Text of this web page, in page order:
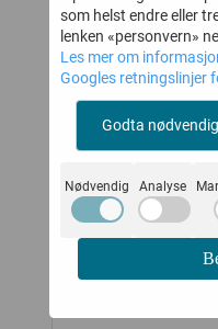
20%
som helst endre eller
lenken «personvern»
Les mer om
Googles retningslinjer
Godta nødvendig
Nødvendig Analyse